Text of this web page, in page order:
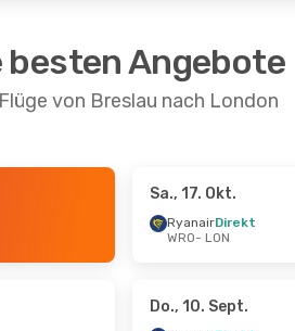
besten Angebote
von Breslau nach London
- Mo., 5. Okt.
Sa., 17. Okt.
RyanairDirekt
WRO- LON
Do., 10. Sept.